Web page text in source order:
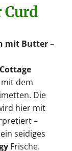
mit Butter –
Cottage
dem
Die
hier mit
–
seidiges
Frische.